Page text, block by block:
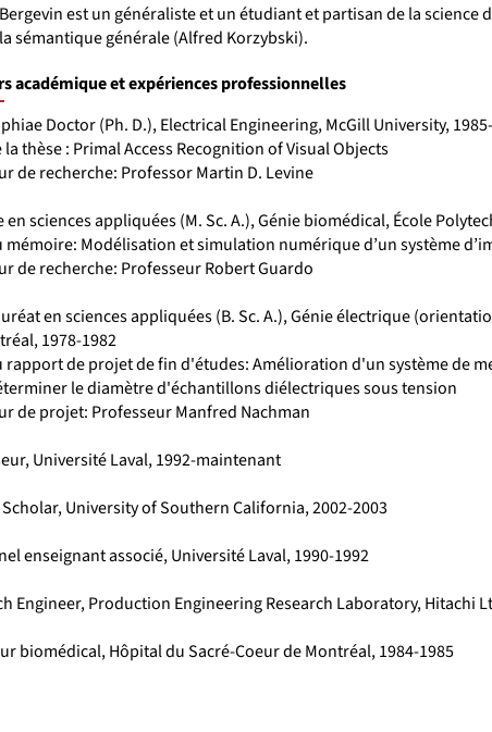
est un généraliste et un étudiant et partisan de la
sémantique générale (Alfred Korzybski).
académique et expériences professionnelles
Doctor (Ph. D.), Electrical Engineering, McGill University,
thèse : Primal Access Recognition of Visual Objects
de recherche: Professor Martin D. Levine
en sciences appliquées (M. Sc. A.), Génie biomédical, École
mémoire: Modélisation et simulation numérique d’un système
de recherche: Professeur Robert Guardo
en sciences appliquées (B. Sc. A.), Génie électrique
1978-1982
rapport de projet de fin d'études: Amélioration d'un système de
le diamètre d'échantillons diélectriques sous tension
de projet: Professeur Manfred Nachman
Université Laval, 1992-maintenant
University of Southern California, 2002-2003
enseignant associé, Université Laval, 1990-1992
Engineer, Production Engineering Research Laboratory, Hitachi
biomédical, Hôpital du Sacré-Coeur de Montréal, 1984-1985